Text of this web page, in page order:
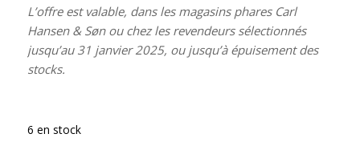
L’offre est valable, dans les magasins phares Carl
Hansen & Søn ou chez les revendeurs sélectionnés
jusqu’au 31 janvier 2025, ou jusqu’à épuisement des
stocks.
6 en stock